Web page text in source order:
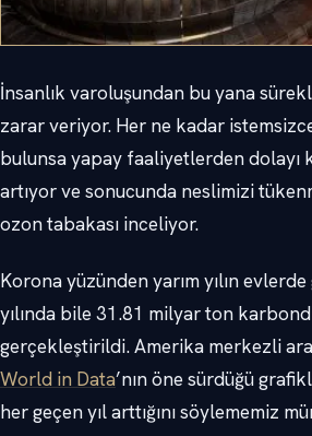
İnsanlık varoluşundan bu yana
zarar veriyor. Her ne kadar
bulunsa yapay faaliyetlerden dolayı
artıyor ve sonucunda neslimizi
ozon tabakası inceliyor.
Korona yüzünden yarım yılın
yılında bile 31.81 milyar ton
gerçekleştirildi. Amerika merkezli
World in Data’nın öne sürdüğü
her geçen yıl arttığını söylememiz